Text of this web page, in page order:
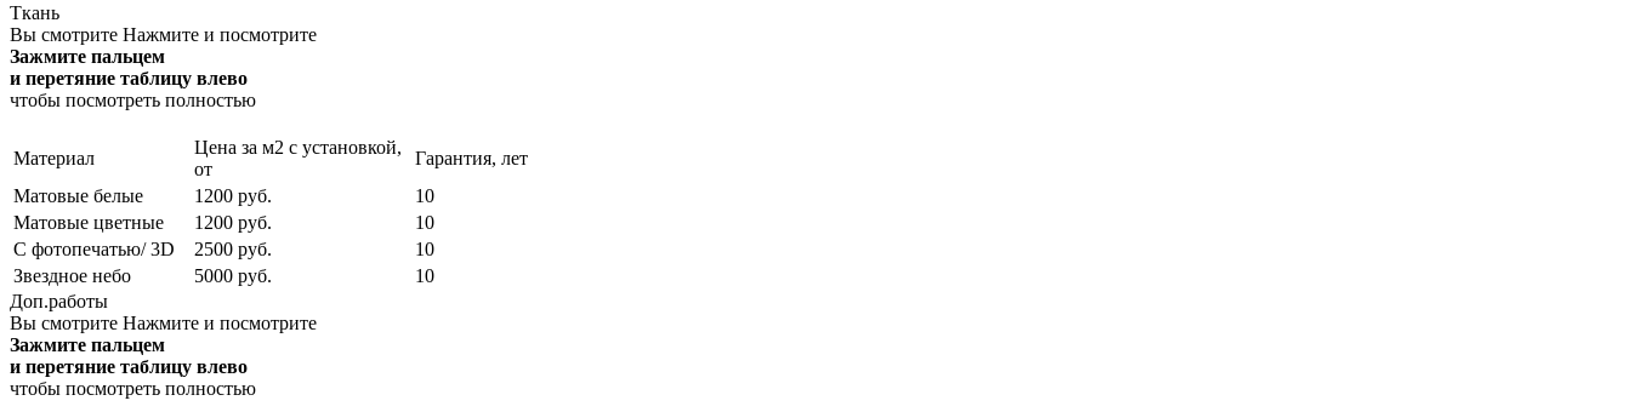
Ткань
Вы смотрите Нажмите и посмотрите
Зажмите пальцем
и перетяние таблицу влево
чтобы посмотреть полностью
Материал
Цена за м2 с установкой,
от
Гарантия, лет
Матовые белые
1200 руб.
10
Матовые цветные
1200 руб.
10
С фотопечатью/ 3D
2500 руб.
10
Звездное небо
5000 руб.
10
Доп.работы
Вы смотрите Нажмите и посмотрите
Зажмите пальцем
и перетяние таблицу влево
чтобы посмотреть полностью